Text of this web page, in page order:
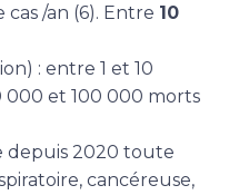
/an (6). Entre 10
: entre 1 et 10
000 et 100 000 morts
depuis 2020 toute
cancéreuse,